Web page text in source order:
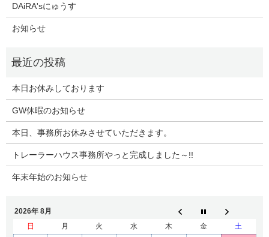
DAiRA'sにゅうす
お知らせ
本日お休みしております
GW休暇のお知らせ
本日、事務所お休みさせていただきます。
トレーラーハウス事務所やっと完成しました～!!
年末年始のお知らせ
2026年 8月
日
月 火 水 木 金
土